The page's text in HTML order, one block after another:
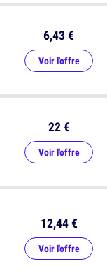
6,43 €
Voir l'offre
12,44 €
Voir l'offre
22 €
Voir l'offre